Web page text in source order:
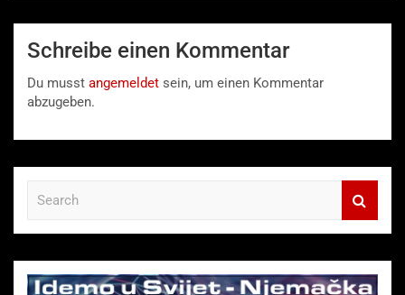
Schreibe einen Kommentar
Du musst angemeldet sein, um einen Kommentar
abzugeben.
c
h